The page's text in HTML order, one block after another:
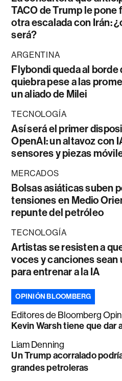
TACO de Trump le pone
otra escalada con Irán:
será?
ARGENTINA
Flybondi queda al borde
quiebra pese a las
un aliado de Milei
TECNOLOGÍA
Así será el primer
OpenAI: un altavoz con
sensores y piezas
MERCADOS
Bolsas asiáticas suben
tensiones en Medio
repunte del petróleo
TECNOLOGÍA
Artistas se resisten a
voces y canciones sean
para entrenar a la IA
OPINIÓN BLOOMBERG
Editores de Bloomberg
Kevin Warsh tiene que
Liam Denning
Un Trump acorralado
grandes petroleras